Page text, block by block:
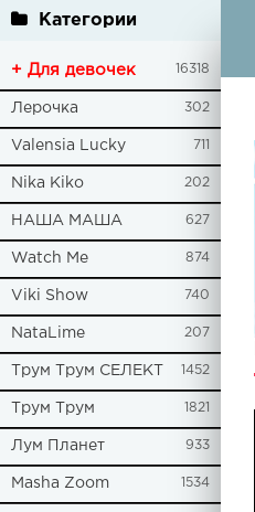
Категории
+ Для девочек 16318
Лерочка 302
Valensia Lucky 711
Nika Kiko 202
НАША МАША 627
Watch Me 874
Viki Show 740
NataLime 207
Трум Трум СЕЛЕКТ 1452
Трум Трум 1821
Лум Планет 933
Masha Zoom 1534